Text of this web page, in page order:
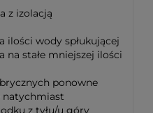
z izolacją
ilości wody spłukującej
na stałe mniejszej ilości
ponowne
natychmiast
z tyłu/u góry